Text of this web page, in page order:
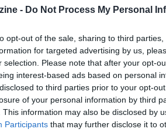
- Do Not Process My Personal
opt-out of the sale, sharing to third
for targeted advertising by us,
selection. Please note that after your opt-
interest-based ads based on personal
to third parties prior to your opt-
of your personal information by third
This information may also be disclosed by
Participants that may further disclose it to
degli strumenti.